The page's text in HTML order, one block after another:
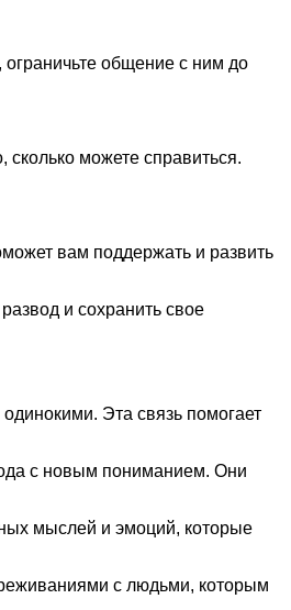
общение с ним до
можете справиться.
вам поддержать и развить
и сохранить свое
Эта связь помогает
с новым пониманием. Они
мыслей и эмоций, которые
с людьми, которым